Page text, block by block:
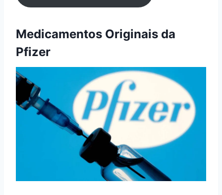
Medicamentos Originais da
Pfizer